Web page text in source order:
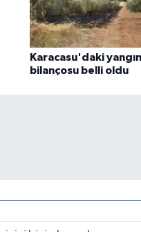
Karacasu'daki
bilançosu belli oldu